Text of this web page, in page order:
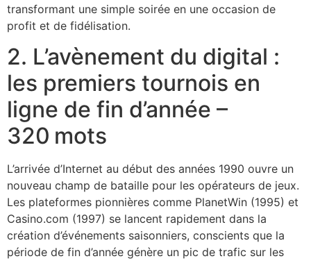
transformant une simple soirée en une occasion de
profit et de fidélisation.
2. L’avènement du digital :
les premiers tournois en
ligne de fin d’année –
320 mots
L’arrivée d’Internet au début des années 1990 ouvre un
nouveau champ de bataille pour les opérateurs de jeux.
Les plateformes pionnières comme PlanetWin (1995) et
Casino.com (1997) se lancent rapidement dans la
création d’événements saisonniers, conscients que la
période de fin d’année génère un pic de trafic sur les